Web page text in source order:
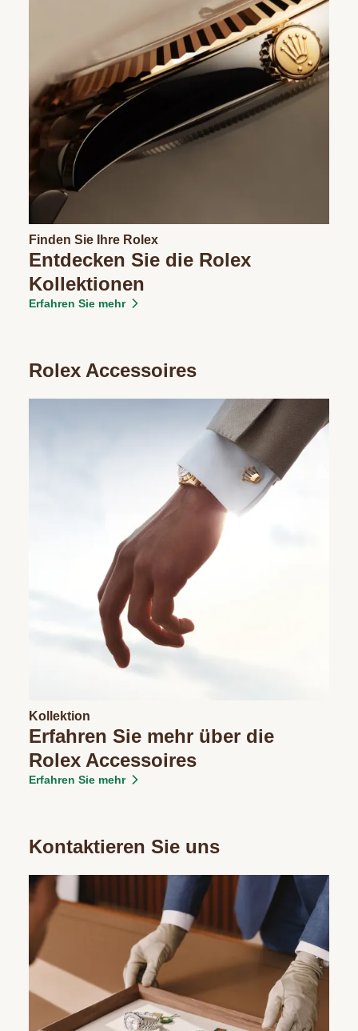
Finden Sie Ihre Rolex
Entdecken Sie die Rolex
Kollektionen
Erfahren Sie mehr
Rolex Accessoires
Kollektion
Erfahren Sie mehr über die
Rolex Accessoires
Erfahren Sie mehr
Kontaktieren Sie uns